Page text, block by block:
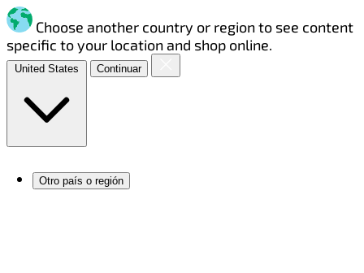
Choose another country or region to see content
specific to your location and shop online.
United States
Otro país o región
Continuar